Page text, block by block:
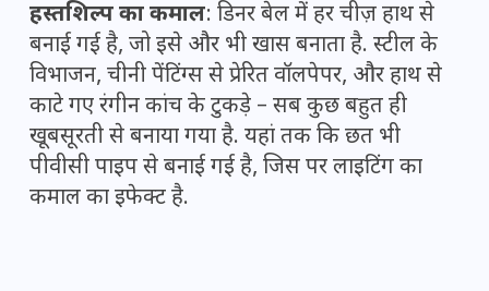
हस्तशिल्प का कमाल: डिनर बेल में हर चीज़ हाथ से
बनाई गई है, जो इसे और भी खास बनाता है. स्टील के
विभाजन, चीनी पेंटिंग्स से प्रेरित वॉलपेपर, और हाथ से
काटे गए रंगीन कांच के टुकड़े – सब कुछ बहुत ही
खूबसूरती से बनाया गया है. यहां तक कि छत भी
पीवीसी पाइप से बनाई गई है, जिस पर लाइटिंग का
कमाल का इफेक्ट है.